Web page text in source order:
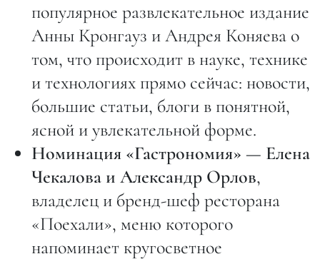
популярное развлекательное издание
Анны Кронгауз и Андрея Коняева о
том, что происходит в науке, технике
и технологиях прямо сейчас: новости,
большие статьи, блоги в понятной,
ясной и увлекательной форме.
Номинация «Гастрономия» — Елена
Чекалова и Александр Орлов,
владелец и бренд-шеф ресторана
«Поехали», меню которого
напоминает кругосветное